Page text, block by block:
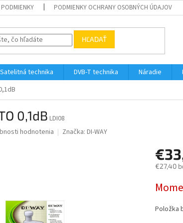
PODMIENKY OCHRANY OSOBNÝCH ÚDAJOV
HĽADAŤ
Satelitná technika DVB-T technika Náradie
0,1dBLDI08
hodnotenia Značka: DI-WAY
€27,40
cena:
Položka